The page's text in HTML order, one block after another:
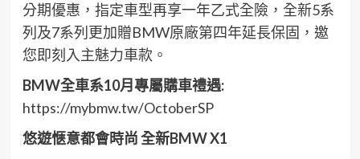
分期優惠，指定車型再享一年乙式全險，全新5系
列及7系列更加贈BMW原廠第四年延長保固，邀
您即刻入主魅力車款。
BMW全車系10月專屬購車禮遇:
https://mybmw.tw/OctoberSP
悠遊愜意都會時尚全新BMW X1